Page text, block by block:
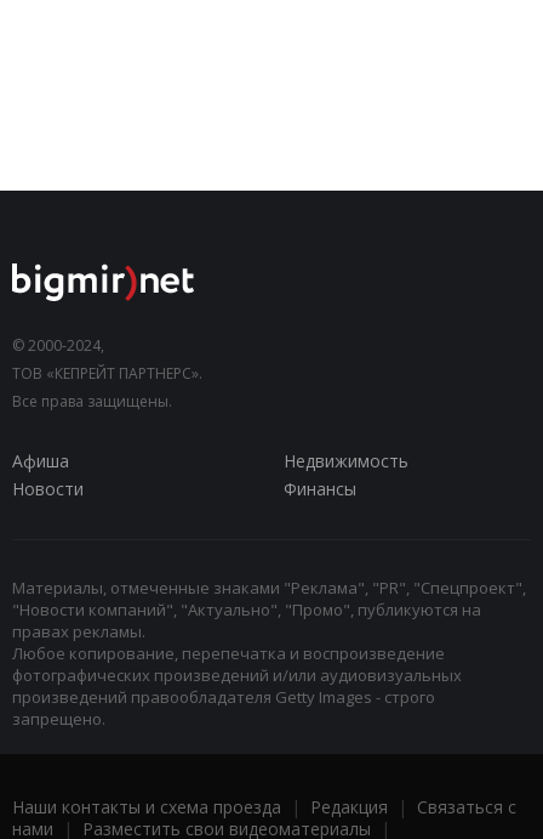
© 2000-2024,
ТОВ «КЕПРЕЙТ ПАРТНЕРС».
Все права защищены.
Афиша
Недвижимость
Новости
Финансы
Материалы, отмеченные знаками "Реклама", "PR", "Спецпроект",
"Новости компаний", "Актуально", "Промо", публикуются на
правах рекламы.
Любое копирование, перепечатка и воспроизведение
фотографических произведений и/или аудиовизуальных
произведений правообладателя Getty Images - строго
запрещено.
Наши контакты и схема проезда | Редакция | Связаться с
нами | Разместить свои видеоматериалы |